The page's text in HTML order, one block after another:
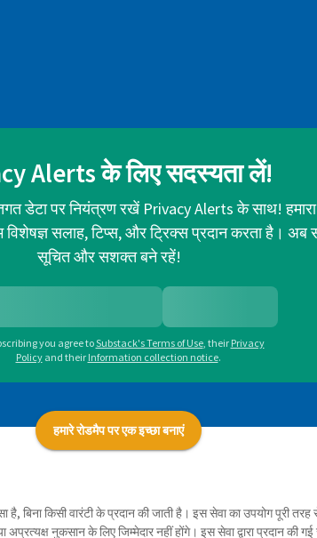
Alerts के लिए सदस्यता लें!
डेटा पर नियंत्रण रखें Privacy Alerts के साथ!
विशेषज्ञ सलाह, टिप्स, और ट्रिक्स प्रदान करता है।
सूचित और सशक्त बने रहें!
you agree toSubstack's Terms of Use, their Privacy
Policy and their Information collection notice.
हमारे रोडमैप पर एक इच्छा बनाएं
है, बिना किसी वारंटी के प्रदान की जाती है। इस सेवा का उपयोग पूरी
अप्रत्यक्ष नुकसान के लिए जिम्मेदार नहीं होंगे। इस सेवा द्वारा प्रदान की